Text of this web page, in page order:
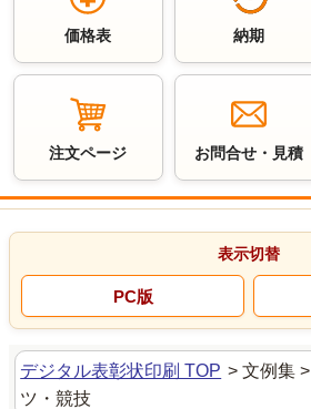
価格表 納期
注文ページ お問合せ・見積
デジタル表彰状印刷 TOP > 文例集 >
ツ・競技